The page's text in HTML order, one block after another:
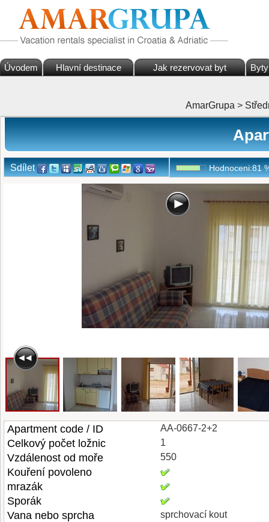
Úvodem Hlavní destinace Jak rezervovat byt Byty
AmarGrupa >
Sdílet Hodnoceni:81
Apartment code / ID AA-0667-2+2
Celkový počet ložnic 1
Vzdálenost od moře 550
Kouření povoleno
mrazák
Sporák
Vana nebo sprcha
sprchovací kout